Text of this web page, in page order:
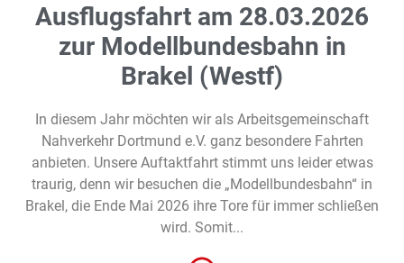
Ausflugsfahrt am 28.03.2026
zur Modellbundesbahn in
Brakel (Westf)
In diesem Jahr möchten wir als Arbeitsgemeinschaft
Nahverkehr Dortmund e.V. ganz besondere Fahrten
anbieten. Unsere Auftaktfahrt stimmt uns leider etwas
traurig, denn wir besuchen die „Modellbundesbahn“ in
Brakel, die Ende Mai 2026 ihre Tore für immer schließen
wird. Somit...